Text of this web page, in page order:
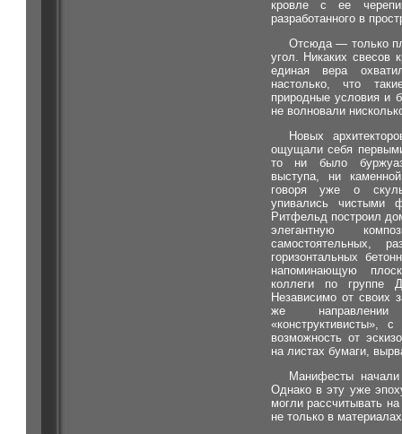
кровле с ее
разработанного в
Отсюда — только
угол. Никаких свесов
единая вера
настолько, что
природные условия и
не волновали
Новых
ощущали себя
то ни было
выступа, ни
говоря уже о
упивались чистыми
Ритфельд построил
элегантную
самостоятельных,
горизонтальных
напоминающую
коллеги по группе
Независимо от своих
же направлении
«конструктивисты»,
возможность от
на листах бумаги,
Манифесты
Однако в эту уже
могли рассчитывать
не только в